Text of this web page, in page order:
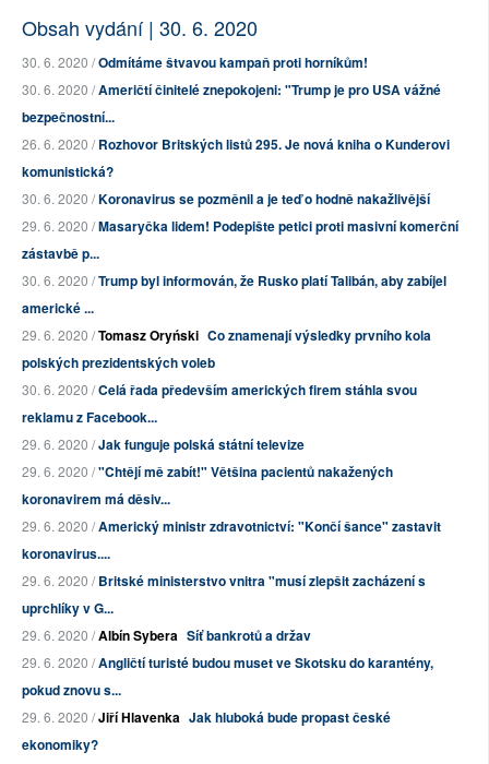
Obsah vydání | 30. 6. 2020
30. 6. 2020 /Odmítáme štvavou kampaň proti horníkům!
30. 6. 2020 /Američtí činitelé znepokojeni: "Trump je pro USA vážné
bezpečnostní...
26. 6. 2020 /Rozhovor Britských listů 295. Je nová kniha o Kunderovi
komunistická?
30. 6. 2020 /Koronavirus se pozměnil a je teď o hodně nakažlivější
29. 6. 2020 /Masaryčka lidem! Podepište petici proti masivní komerční
zástavbě p...
30. 6. 2020 /Trump byl informován, že Rusko platí Talibán, aby zabíjel
americké ...
29. 6. 2020 /Tomasz Oryński Co znamenají výsledky prvního kola
polských prezidentských voleb
30. 6. 2020 /Celá řada především amerických firem stáhla svou
reklamu z Facebook...
29. 6. 2020 /Jak funguje polská státní televize
29. 6. 2020 /"Chtějí mě zabít!" Většina pacientů nakažených
koronavirem má děsiv...
29. 6. 2020 /Americký ministr zdravotnictví: "Končí šance" zastavit
koronavirus....
29. 6. 2020 /Britské ministerstvo vnitra "musí zlepšit zacházení s
uprchlíky v G...
29. 6. 2020 /Albín Sybera Síť bankrotů a držav
29. 6. 2020 /Angličtí turisté budou muset ve Skotsku do karantény,
pokud znovu s...
29. 6. 2020 /Jiří Hlavenka Jak hluboká bude propast české
ekonomiky?